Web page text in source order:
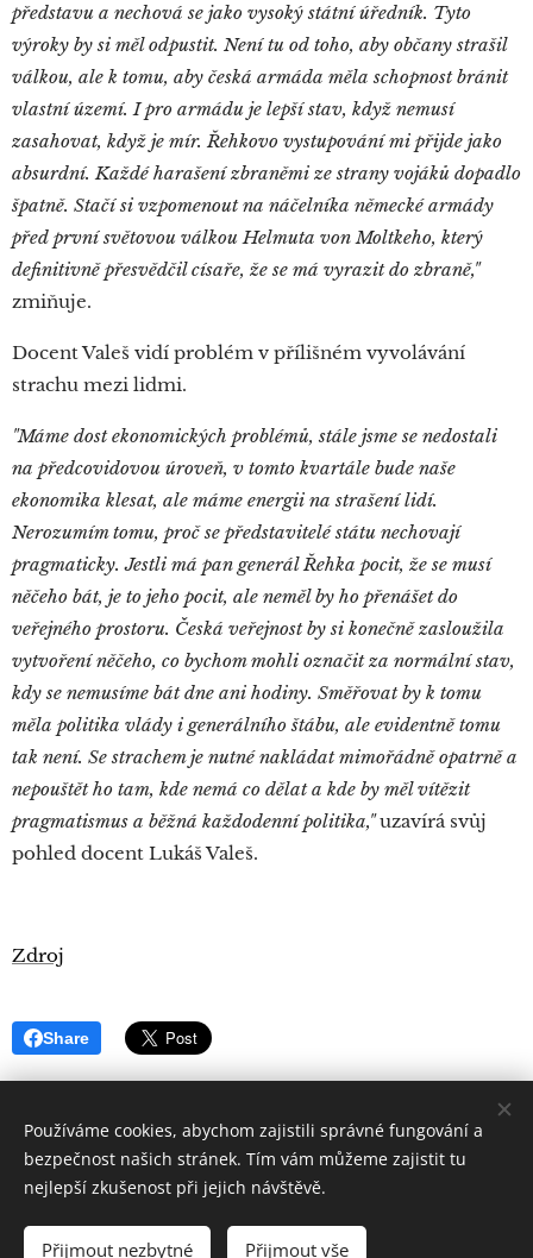
představu a nechová se jako vysoký státní úředník. Tyto
výroky by si měl odpustit. Není tu od toho, aby občany strašil
válkou, ale k tomu, aby česká armáda měla schopnost bránit
vlastní území. I pro armádu je lepší stav, když nemusí
zasahovat, když je mír. Řehkovo vystupování mi přijde jako
absurdní. Každé harašení zbraněmi ze strany vojáků dopadlo
špatně. Stačí si vzpomenout na náčelníka německé armády
před první světovou válkou Helmuta von Moltkeho, který
definitivně přesvědčil císaře, že se má vyrazit do zbraně,"
zmiňuje.
Docent Valeš vidí problém v přílišném vyvolávání
strachu mezi lidmi.
"Máme dost ekonomických problémů, stále jsme se nedostali
na předcovidovou úroveň, v tomto kvartále bude naše
ekonomika klesat, ale máme energii na strašení lidí.
Nerozumím tomu, proč se představitelé státu nechovají
pragmaticky. Jestli má pan generál Řehka pocit, že se musí
něčeho bát, je to jeho pocit, ale neměl by ho přenášet do
veřejného prostoru. Česká veřejnost by si konečně zasloužila
vytvoření něčeho, co bychom mohli označit za normální stav,
kdy se nemusíme bát dne ani hodiny. Směřovat by k tomu
měla politika vlády i generálního štábu, ale evidentně tomu
tak není. Se strachem je nutné nakládat mimořádně opatrně a
nepouštět ho tam, kde nemá co dělat a kde by měl vítězit
pragmatismus a běžná každodenní politika,"uzavírá svůj
pohled docent Lukáš Valeš.
Zdroj
Share
QuintusSertorius
Všechna práva vyhrazena 2019
Používáme cookies, abychom zajistili správné fungování a
bezpečnost našich stránek. Tím vám můžeme zajistit tu
nejlepší zkušenost při jejich návštěvě.
Přijmout nezbytné Přijmout vše